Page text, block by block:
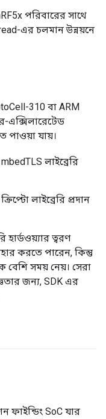
পরিবারের সাথে
এর চলমান উন্নয়নে
310 বা ARM
এক্সিলারেটেড
পাওয়া যায়।
লাইব্রেরি
লাইব্রেরি প্রদান
হার্ডওয়্যার ত্বরণ
করতে পারেন, কিন্তু
বেশি সময় নেয়। সেরা
জন্য, SDK এর
ফাইন্ডিং SoC যার